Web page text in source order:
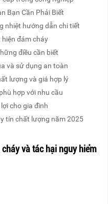
Bạn Cần Phải Biết
nhiệt hướng dẫn chi tiết
đám cháy
điều cần biết
và sử dụng an toàn
lượng và giá hợp lý
hợp với nhu cầu
cho gia đình
tín chất lượng năm 2025
và tác hại nguy hiểm